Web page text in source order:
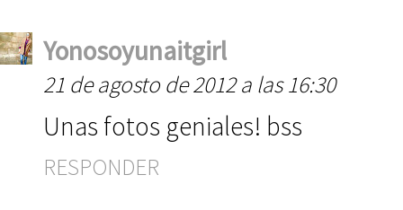
Yonosoyunaitgirl
21 de agosto de 2012 a las 16:30
Unas fotos geniales! bss
RESPONDER